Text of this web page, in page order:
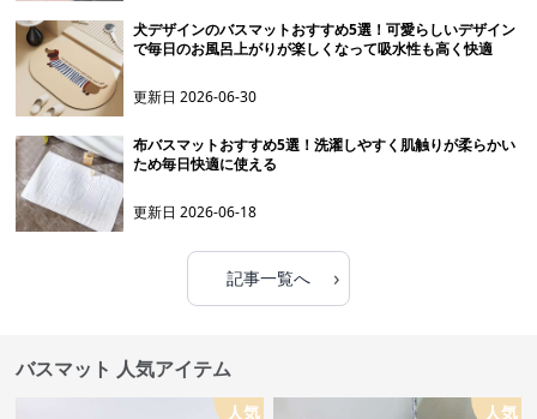
犬デザインのバスマットおすすめ5選！可愛らしいデザイン
で毎日のお風呂上がりが楽しくなって吸水性も高く快適
更新日2026-06-30
布バスマットおすすめ5選！洗濯しやすく肌触りが柔らかい
ため毎日快適に使える
更新日2026-06-18
記事一覧へ ›
バスマット 人気アイテム
人気 人気